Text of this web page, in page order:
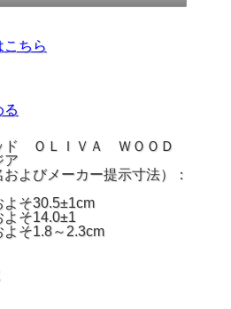
ちら
る
ド ＯＬＩＶＡ ＷＯＯＤ
ア
よびメーカー提示寸法）：
～2.3cm